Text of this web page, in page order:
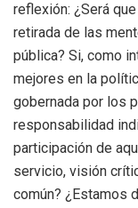
reflexión: ¿Será
retirada de las
pública? Si, como
mejores en la
gobernada por los
responsabilidad
participación de
servicio, visión
común? ¿Estamos